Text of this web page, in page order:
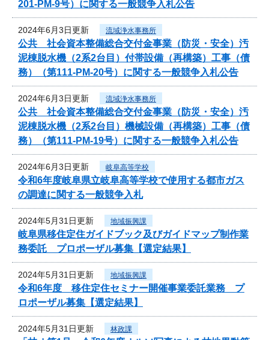
201-PM-9号）に関する一般競争入札公告
2024年6月3日更新 流域浄水事務所
公共 社会資本整備総合交付金事業（防災・安全）汚
泥棟脱水機（2系2台目）付帯設備（再構築）工事（債
務）（第111-PM-20号）に関する一般競争入札公告
2024年6月3日更新 流域浄水事務所
公共 社会資本整備総合交付金事業（防災・安全）汚
泥棟脱水機（2系2台目）機械設備（再構築）工事（債
務）（第111-PM-19号）に関する一般競争入札公告
2024年6月3日更新 岐阜高等学校
令和6年度岐阜県立岐阜高等学校で使用する都市ガス
の調達に関する一般競争入札
2024年5月31日更新 地域振興課
岐阜県移住定住ガイドブック及びガイドマップ制作業
務委託 プロポーザル募集【選定結果】
2024年5月31日更新 地域振興課
令和6年度 移住定住セミナー開催事業委託業務 プ
ロポーザル募集【選定結果】
2024年5月31日更新 林政課